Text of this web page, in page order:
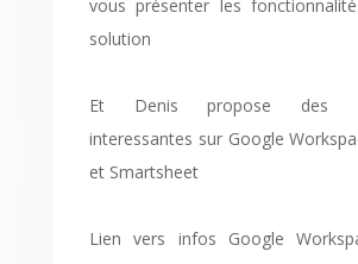
vous présenter les
solution
Et Denis propose des
interessantes sur Google
et Smartsheet
Lien vers infos Google